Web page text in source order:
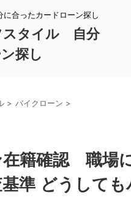
合ったカードローン探し
スタイル 自分
探し
> バイクローン >
籍確認 職場
準 どうして